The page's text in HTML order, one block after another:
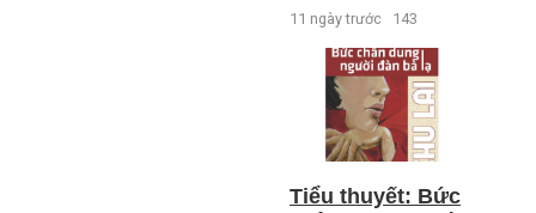
11 ngày trước 143
Tiểu thuyết: Bức